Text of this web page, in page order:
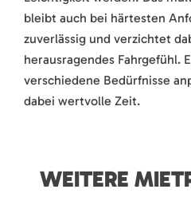
bleibt auch bei härtesten
zuverlässig und verzichtet
herausragendes Fahrgefühl.
verschiedene Bedürfnisse
dabei wertvolle Zeit.
WEITERE